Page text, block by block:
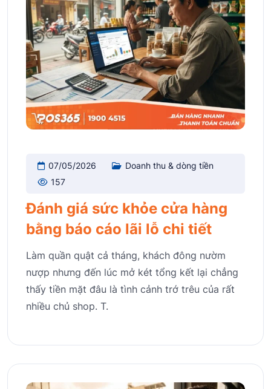
07/05/2026
Doanh thu & dòng tiền
157
Đánh giá sức khỏe cửa hàng
bằng báo cáo lãi lỗ chi tiết
Làm quần quật cả tháng, khách đông nườm
nượp nhưng đến lúc mở két tổng kết lại chẳng
thấy tiền mặt đâu là tình cảnh trớ trêu của rất
nhiều chủ shop. T.